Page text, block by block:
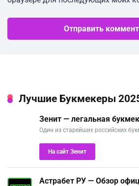
Лучшие Букмекеры
Зенит — легальная
Один из старейших российских
На сайт Зенит
Астрабет РУ — Обзор